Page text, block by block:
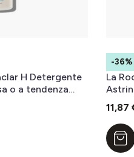
H Detergente
o a tendenza
-36%
La
ml
11,87